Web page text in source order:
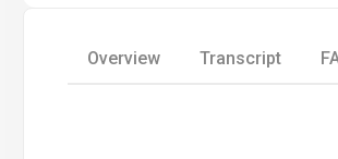
Overview Transcript